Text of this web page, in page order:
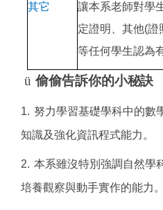
其它
讓本系老師對學
定證明、其他(證
等任何學生認為
ü 偷偷告訴你的小秘訣
1. 努力學習基礎學科中的數
知識及強化資訊程式能力。
2. 本系雖沒特別強調自然學
培養觀察與動手實作的能力。